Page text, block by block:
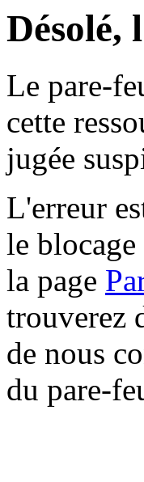
Désolé,
Le pare-
cette
jugée
L'erreur
le
la page
trouverez
de nous
du pare-